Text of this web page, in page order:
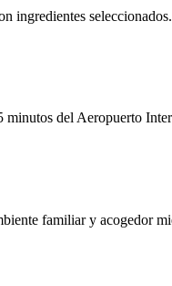
ingredientes
del Aeropuerto
familiar y acogedor